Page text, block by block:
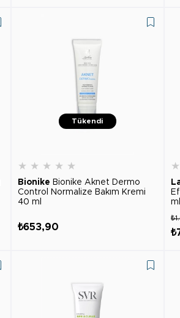
Tükendi
★ ★ ★ ★ ★
Bionike Bionike Aknet Dermo
Control Normalize Bakım Kremi
40 ml
₺653,90
★
ml